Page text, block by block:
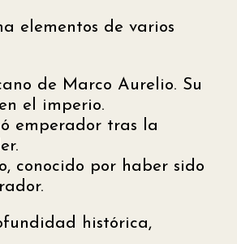
elementos de varios
de Marco Aurelio. Su
el imperio.
emperador tras la
conocido por haber sido
histórica,